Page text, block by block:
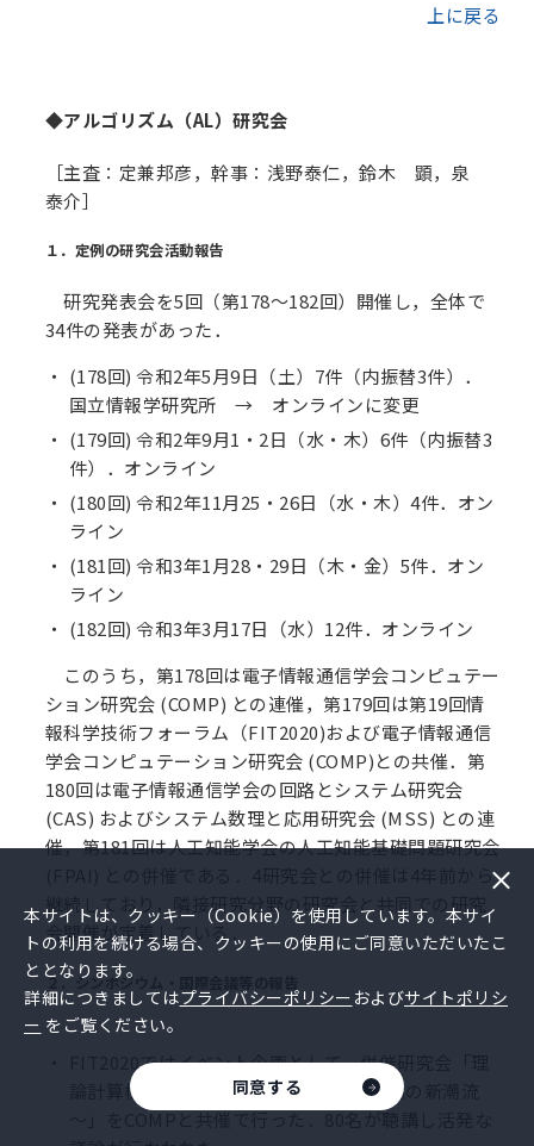
上に戻る
◆アルゴリズム（AL）研究会
［主査：定兼邦彦，幹事：浅野泰仁，鈴木 顕，泉
泰介］
１．定例の研究会活動報告
研究発表会を5回（第178～182回）開催し，全体で
34件の発表があった．
(178回) 令和2年5月9日（土）7件（内振替3件）．
国立情報学研究所 → オンラインに変更
(179回) 令和2年9月1・2日（水・木）6件（内振替3
件）．オンライン
(180回) 令和2年11月25・26日（水・木）4件．オン
ライン
(181回) 令和3年1月28・29日（木・金）5件．オン
ライン
(182回) 令和3年3月17日（水）12件．オンライン
このうち，第178回は電子情報通信学会コンピュテー
ション研究会 (COMP) との連催，第179回は第19回情
報科学技術フォーラム（FIT2020)および電子情報通信
学会コンピュテーション研究会 (COMP)との共催．第
180回は電子情報通信学会の回路とシステム研究会
(CAS) およびシステム数理と応用研究会 (MSS) との連
催，第181回は人工知能学会の人工知能基礎問題研究会
(FPAI) との併催である．4研究会との併催は4年前から
継続しており，隣接研究分野の研究会と共同での研究
会開催が定着している．
２．シンポジウム・国際会議等の報告
FIT2020ではイベント企画として，併催研究会「理
論計算機科学 ～アルゴリズムと計算理論の新潮流
～」をCOMPと共催で行った．80名が聴講し活発な
本サイトは、クッキー（Cookie）を使用しています。本サイ
トの利用を続ける場合、クッキーの使用にご同意いただいたこ
ととなります。
詳細につきましてはプライバシーポリシー およびサイトポリシ
ー をご覧ください。
同意する